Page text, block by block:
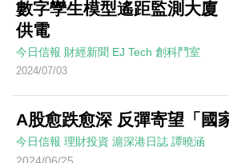
數字孿生模型遙距監測大廈
供電
今日信報 財經新聞 EJ Tech 創科鬥室
2024/07/03
A股愈跌愈深 反彈寄望「國
今日信報 理財投資 滬深港日誌 譚曉涵